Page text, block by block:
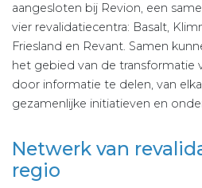
aangesloten bij Revion, een
vier revalidatiecentra: Basalt,
Friesland en Revant. Samen
het gebied van de transformatie
door informatie te delen, van
gezamenlijke initiatieven en
Netwerk van
regio